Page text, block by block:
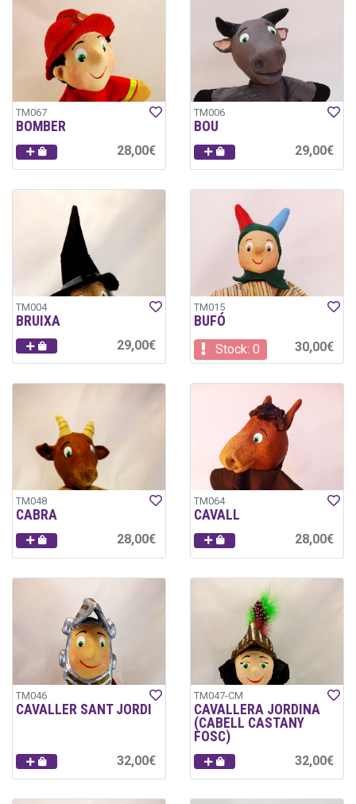
TM067
BOMBER
28,00€
TM006
BOU
29,00€
TM004
BRUIXA
29,00€
TM015
BUFÓ
Stock: 0 30,00€
TM048
CABRA
28,00€
TM064
CAVALL
28,00€
TM046
CAVALLER SANT JORDI
32,00€
TM047-CM
CAVALLERA JORDINA
(CABELL CASTANY
FOSC)
32,00€